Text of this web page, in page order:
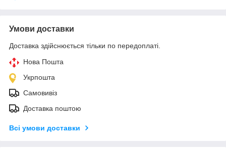
Умови доставки
Доставка здійснюється тільки по передоплаті.
Нова Пошта
Укрпошта
Самовивіз
Доставка поштою
Всі умови доставки